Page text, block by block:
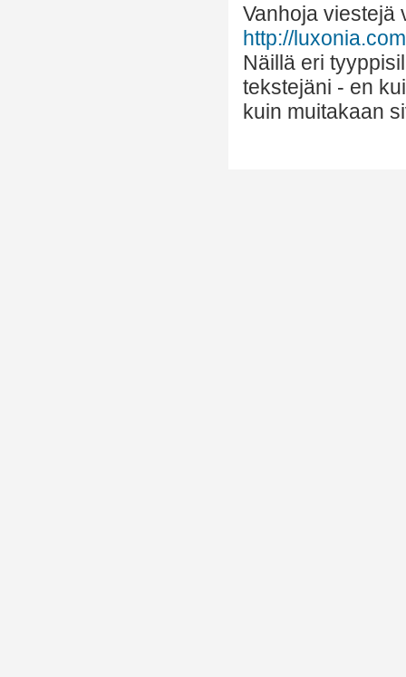
Vanhoja viestejä
http://
Näillä eri
tekstejäni - en
kuin muitakaan